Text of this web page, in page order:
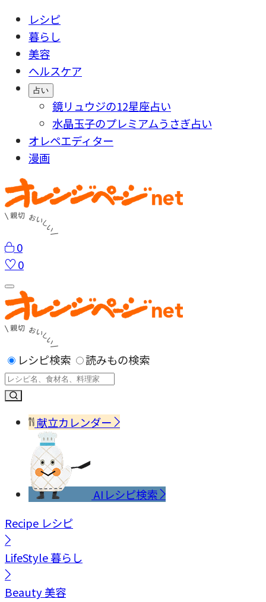
レシピ
暮らし
美容
ヘルスケア
占い
鏡リュウジの12星座占い
水晶玉子のプレミアムうさぎ占い
オレペエディター
漫画
0
0
レシピ検索 読みもの検索
献立カレンダー
AIレシピ検索
Recipe レシピ
LifeStyle暮らし
Beauty美容